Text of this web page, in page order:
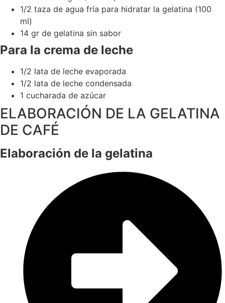
1/2 taza de agua fría para hidratar la gelatina (100
ml)
14 gr de gelatina sin sabor
Para la crema de leche
1/2 lata de leche evaporada
1/2 lata de leche condensada
1 cucharada de azúcar
ELABORACIÓN DE LA GELATINA
DE CAFÉ
Elaboración de la gelatina